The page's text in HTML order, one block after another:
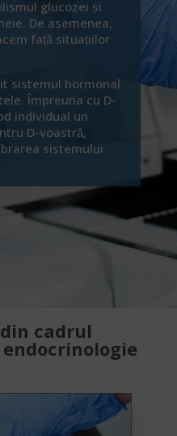
glucozei și
De asemenea,
față situațiilor
sistemul hormonal
Împreuna cu D-
individual un
D-voastră,
sistemului
cadrul